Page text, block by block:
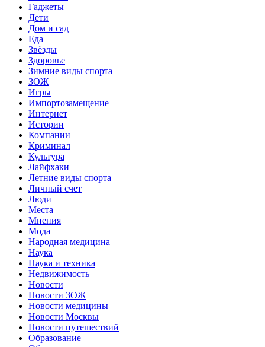
Гаджеты
Дети
Дом и сад
Еда
Звёзды
Здоровье
Зимние виды спорта
ЗОЖ
Игры
Импортозамещение
Интернет
Истории
Компании
Криминал
Культура
Лайфхаки
Летние виды спорта
Личный счет
Люди
Места
Мнения
Мода
Народная медицина
Наука
Наука и техника
Недвижимость
Новости
Новости ЗОЖ
Новости медицины
Новости Москвы
Новости путешествий
Образование